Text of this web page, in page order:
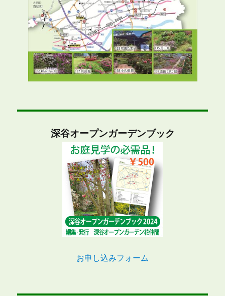
深谷オープンガーデンブック
お申し込みフォーム